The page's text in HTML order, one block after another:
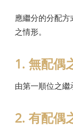
應繼分的分配
之情形。
1. 無配偶
由第一順位之繼
2. 有配偶